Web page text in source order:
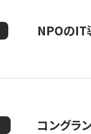
NPOのIT
コングラ